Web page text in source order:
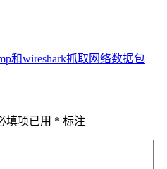
和wireshark抓取网络数据包
填项已用 * 标注